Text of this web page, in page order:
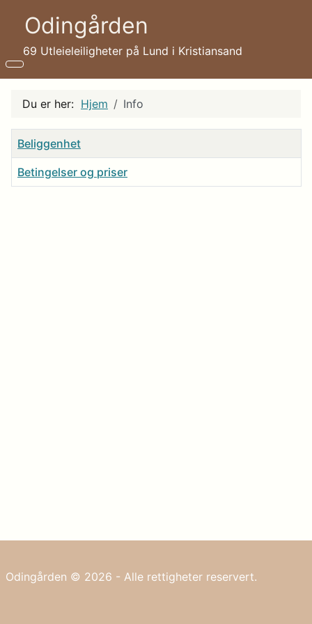
Odingården
69 Utleieleiligheter på Lund i Kristiansand
Du er her: Hjem Info
Tittel
Beliggenhet
Betingelser og priser
Odingården © 2026 - Alle rettigheter reservert.